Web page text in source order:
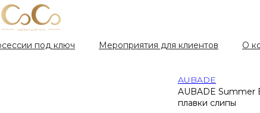
под ключ Мероприятия для клиентов О
AUBADE Summer
плавки слипы
AUBADE